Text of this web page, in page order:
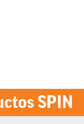
SPIN